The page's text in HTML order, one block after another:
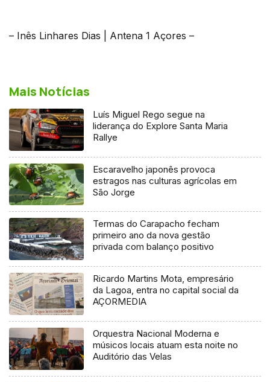
– Inês Linhares Dias | Antena 1 Açores –
Mais Notícias
Luís Miguel Rego segue na
liderança do Explore Santa Maria
Rallye
Escaravelho japonês provoca
estragos nas culturas agrícolas em
São Jorge
Termas do Carapacho fecham
primeiro ano da nova gestão
privada com balanço positivo
Ricardo Martins Mota, empresário
da Lagoa, entra no capital social da
AÇORMEDIA
Orquestra Nacional Moderna e
músicos locais atuam esta noite no
Auditório das Velas